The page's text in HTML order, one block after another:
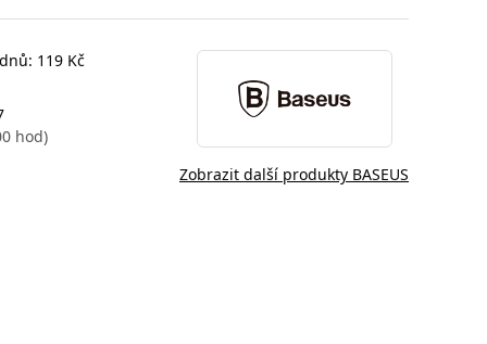
119 Kč
hod)
Zobrazit další produkty BASEUS